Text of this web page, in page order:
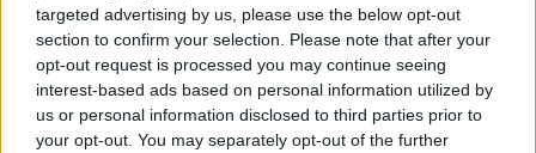
targeted advertising by us, please use the below opt-out
section to confirm your selection. Please note that after your
opt-out request is processed you may continue seeing
interest-based ads based on personal information utilized by
us or personal information disclosed to third parties prior to
your opt-out. You may separately opt-out of the further
φιλικά
Γκρέι (vid & pics)